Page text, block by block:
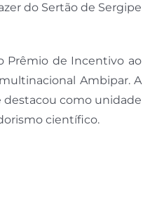
do Sertão de Sergipe
Prêmio de Incentivo ao
Ambipar. A
destacou como unidade
científico.